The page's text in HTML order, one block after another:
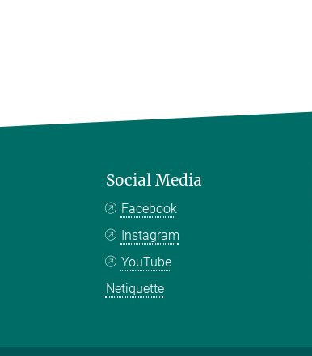
Social Media
Facebook
Instagram
YouTube
Netiquette